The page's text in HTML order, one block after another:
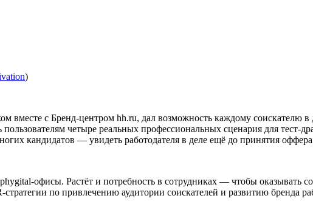
)
с Бренд-центром hh.ru, дал возможность каждому соискателю в
четыре реальных профессиональных сценария для тест-
кандидатов — увидеть работодателя в деле ещё до принятия
офисы. Растёт и потребность в сотрудниках — чтобы оказывать
по привлечению аудитории соискателей и развитию бренда